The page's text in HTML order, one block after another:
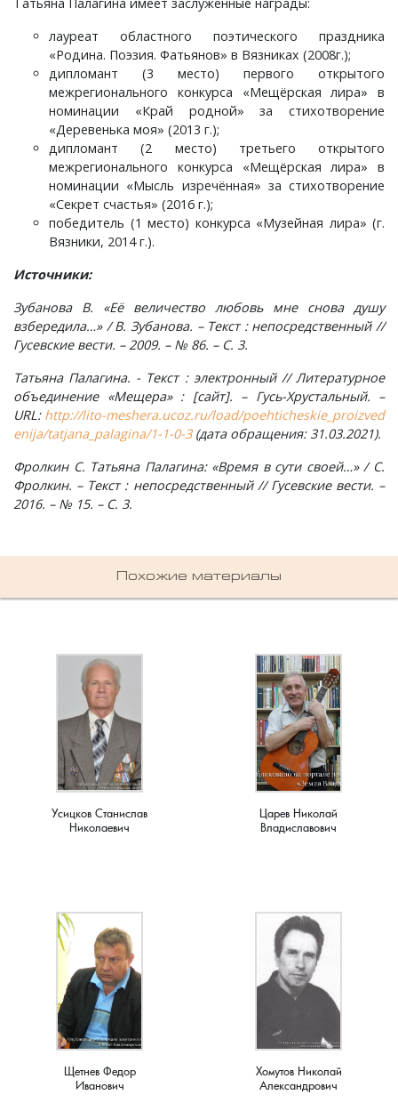
лауреат областного поэтического праздника
«Родина. Поэзия. Фатьянов» в Вязниках (2008г.);
дипломант (3 место) первого открытого
межрегионального конкурса «Мещёрская лира» в
номинации «Край родной» за стихотворение
«Деревенька моя» (2013 г.);
дипломант (2 место) третьего открытого
межрегионального конкурса «Мещёрская лира» в
номинации «Мысль изречённая» за стихотворение
«Секрет счастья» (2016 г.);
победитель (1 место) конкурса «Музейная лира» (г.
Вязники, 2014 г.).
Источники:
Зубанова В. «Её величество любовь мне снова душу
взбередила…» / В. Зубанова. – Текст : непосредственный //
Гусевские вести. – 2009. – № 86. – С. 3.
Татьяна Палагина. - Текст : электронный // Литературное
объединение «Мещера» : [сайт]. – Гусь-Хрустальный. –
URL: http://lito-meshera.ucoz.ru/load/poehticheskie_proizved
enija/tatjana_palagina/1-1-0-3(дата обращения: 31.03.2021).
Фролкин С. Татьяна Палагина: «Время в сути своей…» / С.
Фролкин. – Текст : непосредственный // Гусевские вести. –
2016. – № 15. – С. 3.
Похожие материалы
Усицков Станислав
Николаевич
Царев Николай
Владиславович
Щетнев Федор
Иванович
Хомутов Николай
Александрович
Семенигино, деревня
Семинова гора, погост
Сергеиха, деревня
Сереброво, деревня
Симаково, деревня
Симоново, деревня
Сосновка, деревня
Старая Никола, погост
Ступино, деревня
Суслово, деревня
Сынково, деревня
Фомиха, село
Харламово, деревня
Чешково, деревня
Чистуха, село
Щекино, деревня
Эдемское, село
Юрятино, деревня